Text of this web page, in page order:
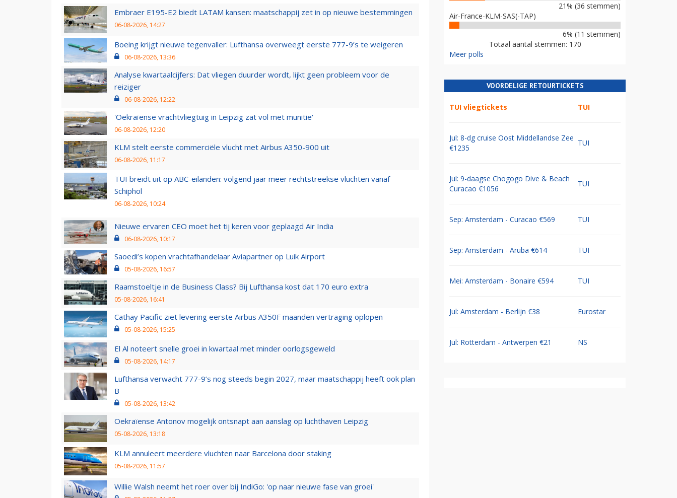
Embraer E195-E2 biedt LATAM kansen: maatschappij zet in op nieuwe bestemmingen
06-08-2026, 14:27
Boeing krijgt nieuwe tegenvaller: Lufthansa overweegt eerste 777-9’s te weigeren
06-08-2026, 13:36
Analyse kwartaalcijfers: Dat vliegen duurder wordt, lijkt geen probleem voor de
reiziger
06-08-2026, 12:22
'Oekraïense vrachtvliegtuig in Leipzig zat vol met munitie'
06-08-2026, 12:20
KLM stelt eerste commerciële vlucht met Airbus A350-900 uit
06-08-2026, 11:17
TUI breidt uit op ABC-eilanden: volgend jaar meer rechtstreekse vluchten vanaf
Schiphol
06-08-2026, 10:24
Nieuwe ervaren CEO moet het tij keren voor geplaagd Air India
06-08-2026, 10:17
Saoedi’s kopen vrachtafhandelaar Aviapartner op Luik Airport
05-08-2026, 16:57
Raamstoeltje in de Business Class? Bij Lufthansa kost dat 170 euro extra
05-08-2026, 16:41
Cathay Pacific ziet levering eerste Airbus A350F maanden vertraging oplopen
05-08-2026, 15:25
El Al noteert snelle groei in kwartaal met minder oorlogsgeweld
05-08-2026, 14:17
Lufthansa verwacht 777-9’s nog steeds begin 2027, maar maatschappij heeft ook plan
B
05-08-2026, 13:42
Oekraïense Antonov mogelijk ontsnapt aan aanslag op luchthaven Leipzig
05-08-2026, 13:18
KLM annuleert meerdere vluchten naar Barcelona door staking
05-08-2026, 11:57
Willie Walsh neemt het roer over bij IndiGo: 'op naar nieuwe fase van groei'
21% (36 stemmen)
Air-France-KLM-SAS(-TAP)
6% (11 stemmen)
Totaal aantal stemmen: 170
Meer polls
VOORDELIGE RETOURTICKETS
TUI vliegtickets TUI
Jul: 8-dg cruise Oost Middellandse Zee
€1235
TUI
Jul: 9-daagse Chogogo Dive & Beach
Curacao €1056
TUI
Sep: Amsterdam - Curacao €569 TUI
Sep: Amsterdam - Aruba €614 TUI
Mei: Amsterdam - Bonaire €594 TUI
Jul: Amsterdam - Berlijn €38 Eurostar
Jul: Rotterdam - Antwerpen €21 NS